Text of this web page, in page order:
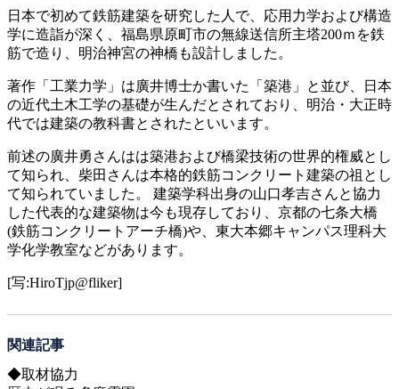
日本で初めて鉄筋建築を研究した人で、応用力学および構造
学に造詣が深く、福島県原町市の無線送信所主塔200ｍを鉄
筋で造り、明治神宮の神橋も設計しました。
著作「工業力学」は廣井博士か書いた「築港」と並び、日本
の近代土木工学の基礎が生んだとされており、明治・大正時
代では建築の教科書とされたといいます。
前述の廣井勇さんはは築港および橋梁技術の世界的権威とし
て知られ、柴田さんは本格的鉄筋コンクリート建築の祖とし
て知られていました。 建築学科出身の山口孝吉さんと協力
した代表的な建築物は今も現存しており、京都の七条大橋
(鉄筋コンクリートアーチ橋)や、東大本郷キャンパス理科大
学化学教室などがあります。
[写:HiroTjp@fliker]
関連記事
◆取材協力